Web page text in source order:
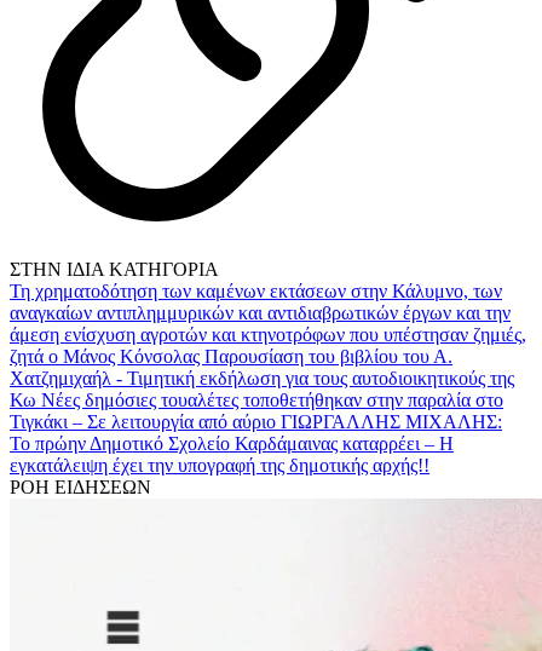
ΣΤΗΝ ΙΔΙΑ ΚΑΤΗΓΟΡΙΑ
Τη χρηματοδότηση των καμένων εκτάσεων στην Κάλυμνο, των
αναγκαίων αντιπλημμυρικών και αντιδιαβρωτικών έργων και την
άμεση ενίσχυση αγροτών και κτηνοτρόφων που υπέστησαν ζημιές,
ζητά ο Μάνος Κόνσολας Παρουσίαση του βιβλίου του Α.
Χατζημιχαήλ - Τιμητική εκδήλωση για τους αυτοδιοικητικούς της
Κω Νέες δημόσιες τουαλέτες τοποθετήθηκαν στην παραλία στο
Τιγκάκι – Σε λειτουργία από αύριο ΓΙΩΡΓΑΛΛΗΣ ΜΙΧΑΛΗΣ:
Το πρώην Δημοτικό Σχολείο Καρδάμαινας καταρρέει – Η
εγκατάλειψη έχει την υπογραφή της δημοτικής αρχής!!
ΡΟΗ ΕΙΔΗΣΕΩΝ